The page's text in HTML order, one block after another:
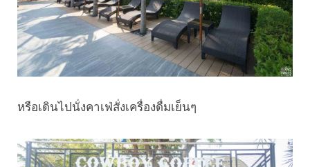
หรือเดินไปนั่งคาเฟ่สั่งเครื่องดื่มเย็นๆ